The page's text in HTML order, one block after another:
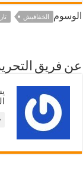
الوسوم الخفافيش
عن فريق